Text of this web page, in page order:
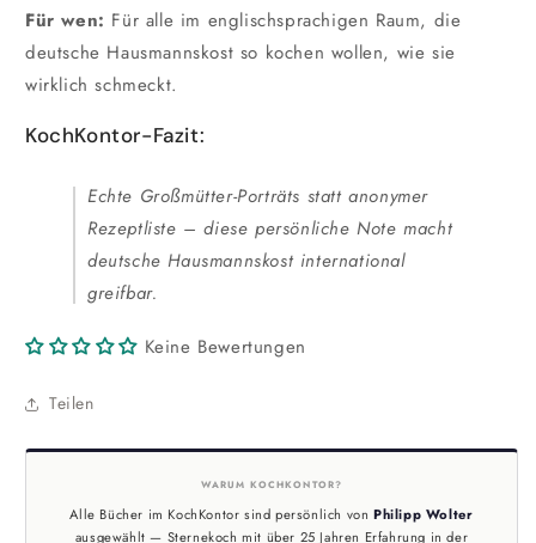
Für wen: Für alle im englischsprachigen Raum, die
deutsche Hausmannskost so kochen wollen, wie sie
wirklich schmeckt.
KochKontor-Fazit:
Echte Großmütter-Porträts statt anonymer
Rezeptliste – diese persönliche Note macht
deutsche Hausmannskost international
greifbar.
Keine Bewertungen
Teilen
WARUM KOCHKONTOR?
Alle Bücher im KochKontor sind persönlich vonPhilipp Wolter
ausgewählt — Sternekoch mit über 25 Jahren Erfahrung in der